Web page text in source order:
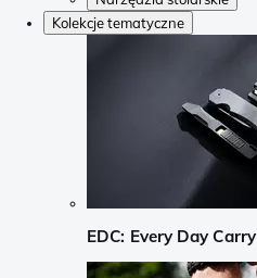
Kolekcje tematyczne
EDC: Every Day Carry